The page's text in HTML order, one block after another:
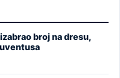
broj na dresu,